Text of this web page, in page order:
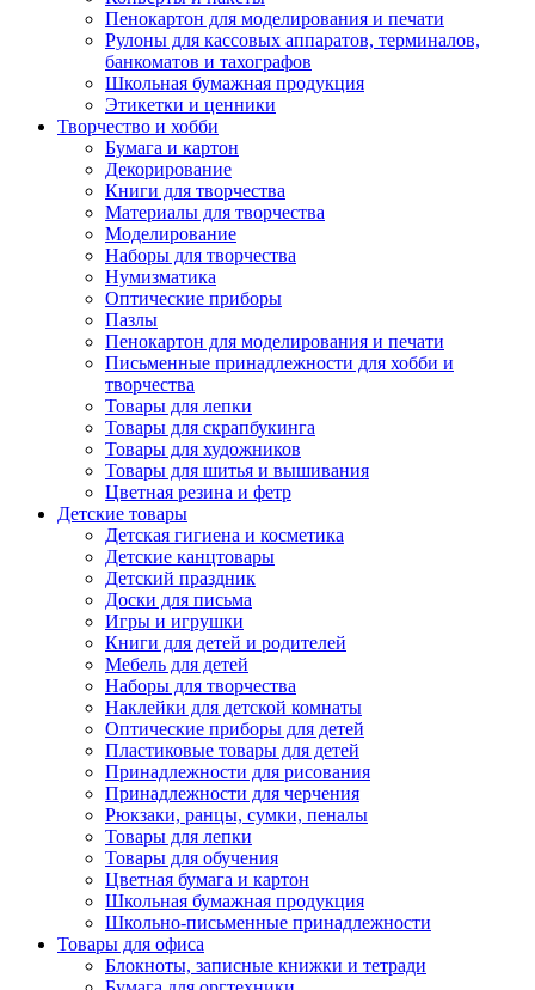
Пенокартон для моделирования и печати
Рулоны для кассовых аппаратов, терминалов,
банкоматов и тахографов
Школьная бумажная продукция
Этикетки и ценники
Творчество и хобби
Бумага и картон
Декорирование
Книги для творчества
Материалы для творчества
Моделирование
Наборы для творчества
Нумизматика
Оптические приборы
Пазлы
Пенокартон для моделирования и печати
Письменные принадлежности для хобби и
творчества
Товары для лепки
Товары для скрапбукинга
Товары для художников
Товары для шитья и вышивания
Цветная резина и фетр
Детские товары
Детская гигиена и косметика
Детские канцтовары
Детский праздник
Доски для письма
Игры и игрушки
Книги для детей и родителей
Мебель для детей
Наборы для творчества
Наклейки для детской комнаты
Оптические приборы для детей
Пластиковые товары для детей
Принадлежности для рисования
Принадлежности для черчения
Рюкзаки, ранцы, сумки, пеналы
Товары для лепки
Товары для обучения
Цветная бумага и картон
Школьная бумажная продукция
Школьно-письменные принадлежности
Товары для офиса
Блокноты, записные книжки и тетради